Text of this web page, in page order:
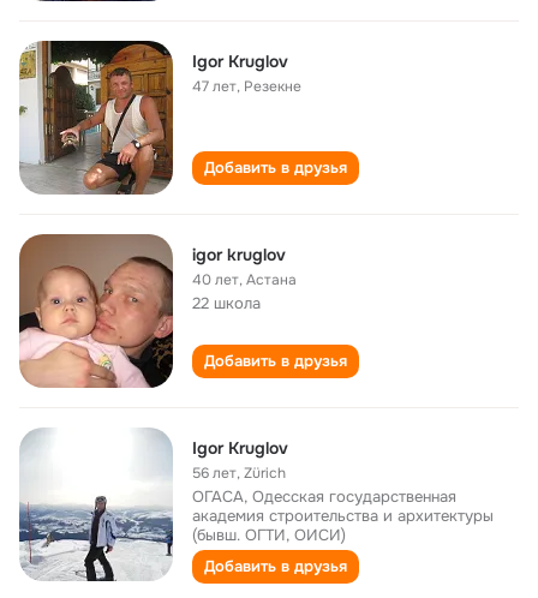
Igor Kruglov
47 лет, Резекне
Добавить в друзья
igor kruglov
40 лет,Астана
22 школа
Добавить в друзья
Igor Kruglov
56 лет,Zürich
ОГАСА, Одесская государственная
академия строительства и архитектуры
(бывш. ОГТИ, ОИСИ)
Добавить в друзья